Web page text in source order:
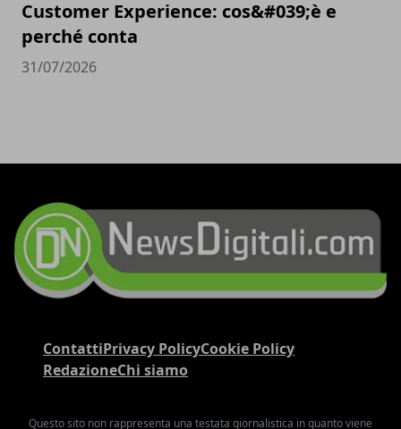
Customer Experience: cos&#039;è e
perché conta
31/07/2026
ContattiPrivacy PolicyCookie Policy
RedazioneChi siamo
Questo sito non rappresenta una testata giornalistica in quanto viene